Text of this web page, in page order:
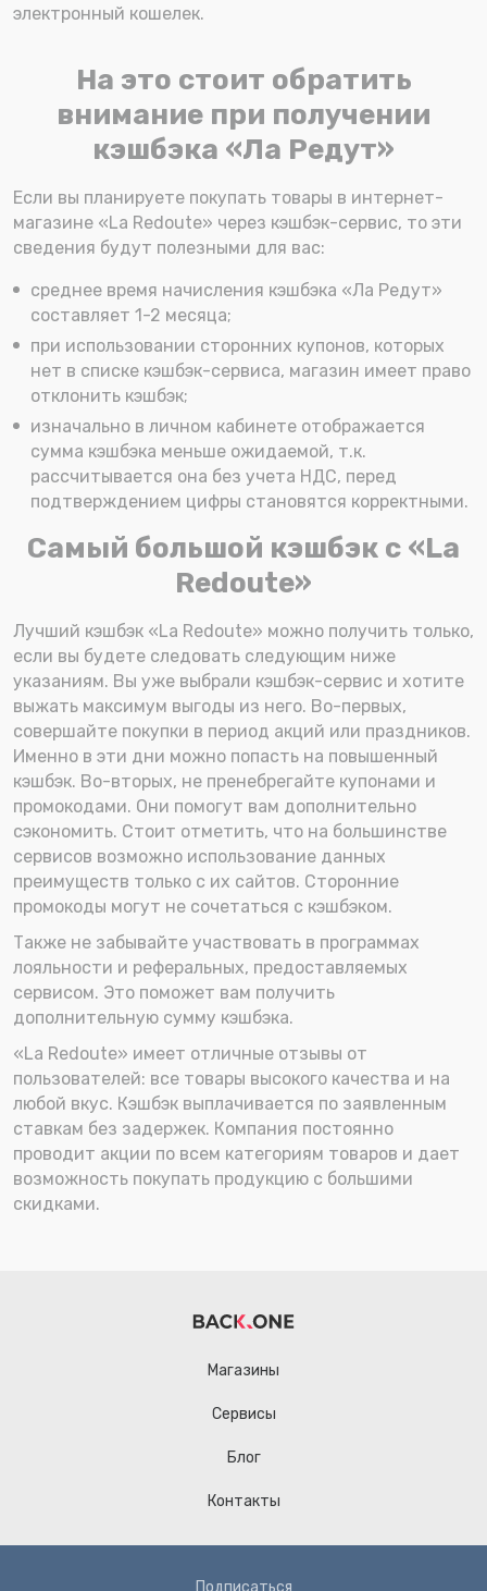
электронный кошелек.
На это стоит обратить
внимание при получении
кэшбэка «Ла Редут»
Если вы планируете покупать товары в интернет-
магазине «La Redoute» через кэшбэк-сервис, то эти
сведения будут полезными для вас:
среднее время начисления кэшбэка «Ла Редут»
составляет 1-2 месяца;
при использовании сторонних купонов, которых
нет в списке кэшбэк-сервиса, магазин имеет право
отклонить кэшбэк;
изначально в личном кабинете отображается
сумма кэшбэка меньше ожидаемой, т.к.
рассчитывается она без учета НДС, перед
подтверждением цифры становятся корректными.
Самый большой кэшбэк с «La
Redoute»
Лучший кэшбэк «La Redoute» можно получить только,
если вы будете следовать следующим ниже
указаниям. Вы уже выбрали кэшбэк-сервис и хотите
выжать максимум выгоды из него. Во-первых,
совершайте покупки в период акций или праздников.
Именно в эти дни можно попасть на повышенный
кэшбэк. Во-вторых, не пренебрегайте купонами и
промокодами. Они помогут вам дополнительно
сэкономить. Стоит отметить, что на большинстве
сервисов возможно использование данных
преимуществ только с их сайтов. Сторонние
промокоды могут не сочетаться с кэшбэком.
Также не забывайте участвовать в программах
лояльности и реферальных, предоставляемых
сервисом. Это поможет вам получить
дополнительную сумму кэшбэка.
«La Redoute» имеет отличные отзывы от
пользователей: все товары высокого качества и на
любой вкус. Кэшбэк выплачивается по заявленным
ставкам без задержек. Компания постоянно
проводит акции по всем категориям товаров и дает
возможность покупать продукцию с большими
скидками.
Магазины
Сервисы
Блог
Контакты
Подписаться